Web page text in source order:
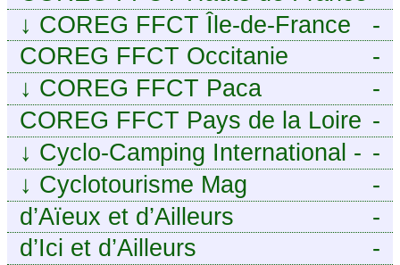
-
↓ COREG FFCT Île-de-France
-
COREG FFCT Occitanie
-
↓ COREG FFCT Paca
-
COREG FFCT Pays de la Loire
-
↓ Cyclo-Camping International -
Le voyage à vélo
-
↓ Cyclotourisme Mag
-
d’Aïeux et d’Ailleurs
-
d’Ici et d’Ailleurs